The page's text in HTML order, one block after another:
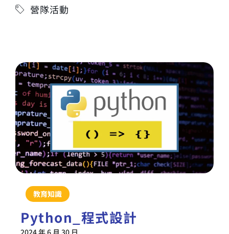
教育知識
Python_程式設計
營隊活動